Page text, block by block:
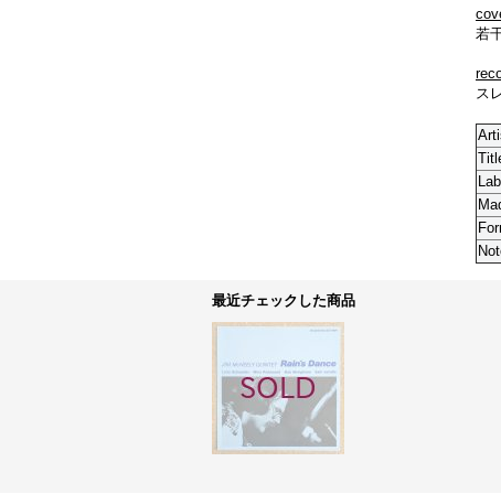
若
ス
最近チェックした商品